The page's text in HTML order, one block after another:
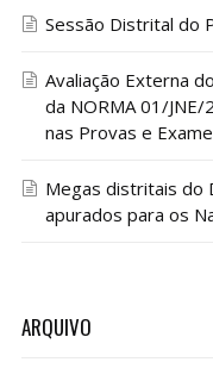
Sessão Distrital do
Avaliação Externa
da NORMA 01/
nas Provas e
Megas distritais do
apurados para os
ARQUIVO